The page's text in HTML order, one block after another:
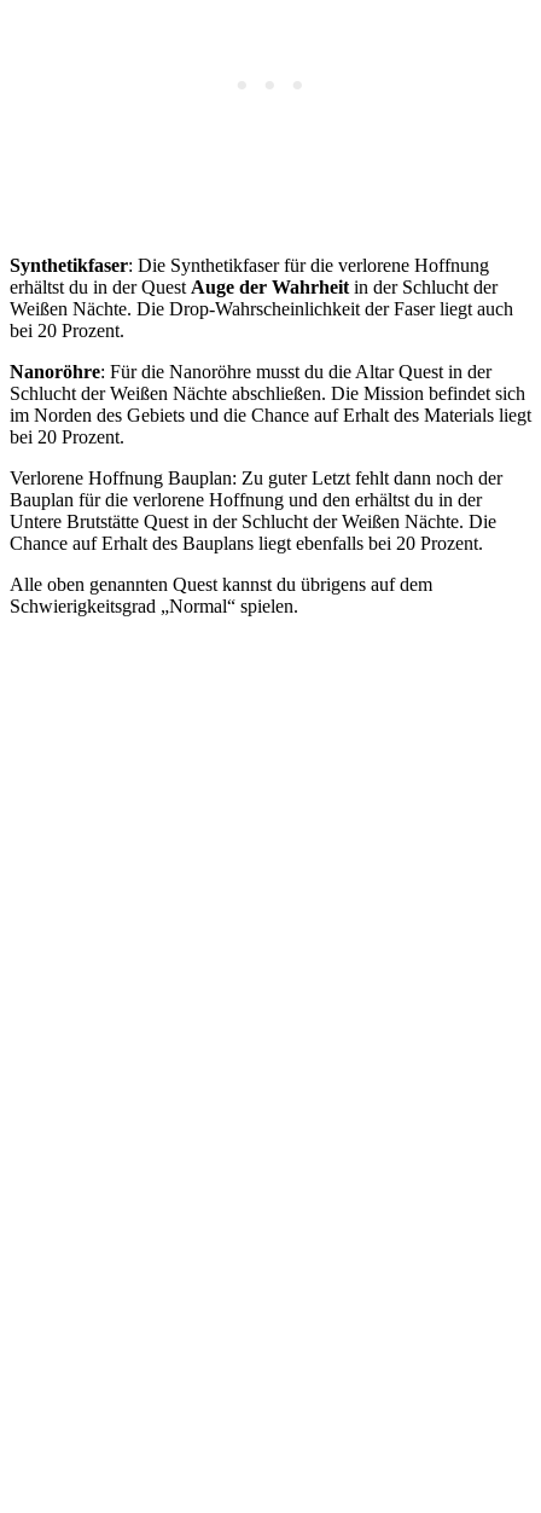
Synthetikfaser: Die Synthetikfaser für die verlorene Hoffnung
erhältst du in der Quest Auge der Wahrheit in der Schlucht der
Weißen Nächte. Die Drop-Wahrscheinlichkeit der Faser liegt auch
bei 20 Prozent.
Nanoröhre: Für die Nanoröhre musst du die Altar Quest in der
Schlucht der Weißen Nächte abschließen. Die Mission befindet sich
im Norden des Gebiets und die Chance auf Erhalt des Materials liegt
bei 20 Prozent.
Verlorene Hoffnung Bauplan: Zu guter Letzt fehlt dann noch der
Bauplan für die verlorene Hoffnung und den erhältst du in der
Untere Brutstätte Quest in der Schlucht der Weißen Nächte. Die
Chance auf Erhalt des Bauplans liegt ebenfalls bei 20 Prozent.
Alle oben genannten Quest kannst du übrigens auf dem
Schwierigkeitsgrad „Normal“ spielen.